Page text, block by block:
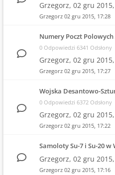
Grzegorz, 02 gru
Grzegorz 02 gru 2015, 17:28
Numery Poczt
0 Odpowiedzi 6341 Odsłony
Grzegorz, 02 gru
Grzegorz 02 gru 2015, 17:27
Wojska Desantowo-
0 Odpowiedzi 6372 Odsłony
Grzegorz, 02 gru
Grzegorz 02 gru 2015, 17:22
Samoloty Su-7 i Su-20 w
Grzegorz, 02 gru
Grzegorz 02 gru 2015, 17:16